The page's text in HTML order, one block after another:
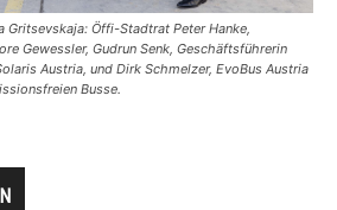
Gritsevskaja: Öffi-Stadtrat Peter Hanke,
Gewessler, Gudrun Senk, Geschäftsführerin
Austria, und Dirk Schmelzer, EvoBus Austria
Busse.